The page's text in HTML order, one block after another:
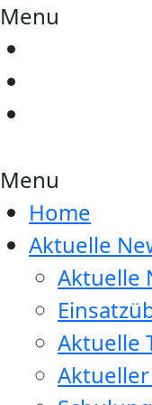
Menu
Menu
Home
Aktuelle
Aktuelle
Aktuelle